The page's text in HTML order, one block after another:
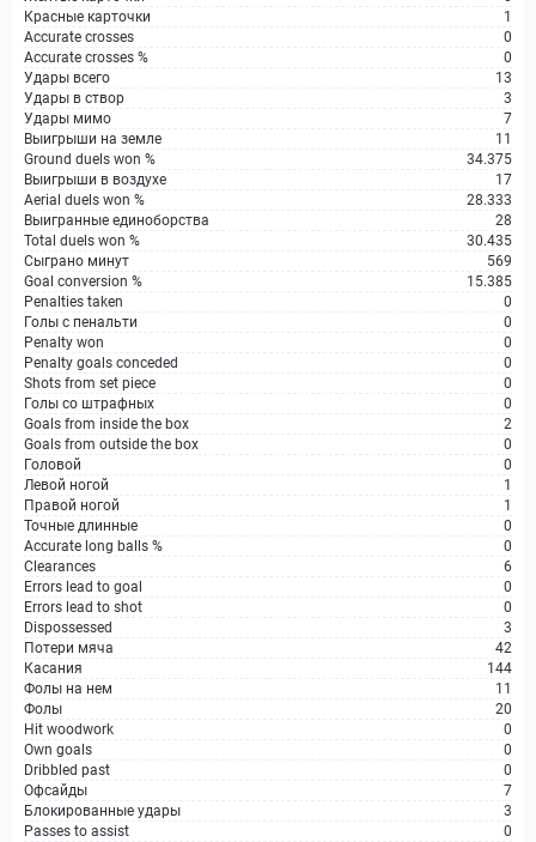
Красные карточки
1
Accurate crosses
0
Accurate crosses %
0
Удары всего
13
Удары в створ
3
Удары мимо
7
Выигрыши на земле
11
Ground duels won %
34.375
Выигрыши в воздухе
17
Aerial duels won %
28.333
Выигранные единоборства
28
Total duels won %
30.435
Сыграно минут
569
Goal conversion %
15.385
Penalties taken
0
Голы с пенальти
0
Penalty won
0
Penalty goals conceded
0
Shots from set piece
0
Голы со штрафных
0
Goals from inside the box
2
Goals from outside the box
0
Головой
0
Левой ногой
1
Правой ногой
1
Точные длинные
0
Accurate long balls %
0
Clearances
6
Errors lead to goal
0
Errors lead to shot
0
Dispossessed
3
Потери мяча
42
Касания
144
Фолы на нем
11
Фолы
20
Hit woodwork
0
Own goals
0
Dribbled past
0
Офсайды
7
Блокированные удары
3
Passes to assist
0